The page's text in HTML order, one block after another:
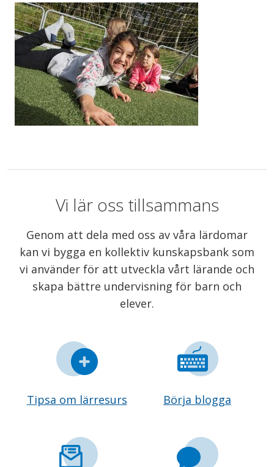
Vi lär oss tillsammans
Genom att dela med oss av våra lärdomar
kan vi bygga en kollektiv kunskapsbank som
vi använder för att utveckla vårt lärande och
skapa bättre undervisning för barn och
elever.
Tipsa om lärresurs Börja blogga